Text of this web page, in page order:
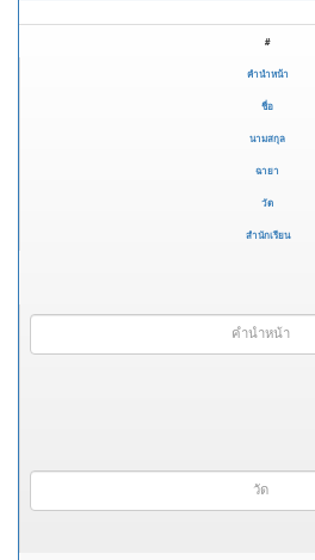
#
คำนำหน้า
ชื่อ
นามสกุล
ฉายา
วัด
สำนักเรียน
คำนำหน้า
วัด